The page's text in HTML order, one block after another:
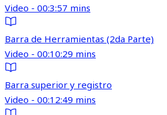
Video - 00:3:57 mins
Barra de Herramientas (2da Parte)
Video - 00:10:29 mins
Barra superior y registro
Video - 00:12:49 mins